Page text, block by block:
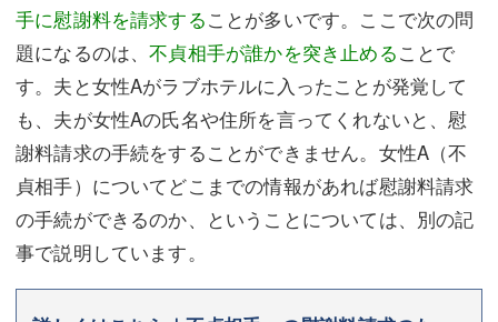
手に慰謝料を請求することが多いです。ここで次の問
題になるのは、不貞相手が誰かを突き止めることで
す。夫と女性Aがラブホテルに入ったことが発覚して
も、夫が女性Aの氏名や住所を言ってくれないと、慰
謝料請求の手続をすることができません。女性A（不
貞相手）についてどこまでの情報があれば慰謝料請求
の手続ができるのか、ということについては、別の記
事で説明しています。